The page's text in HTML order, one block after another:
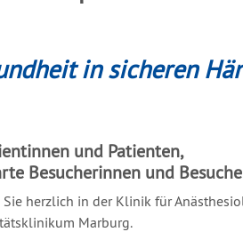
in sicheren
und Patienten,
Besucherinnen und
Sie herzlich in der Klinik für
Marburg.